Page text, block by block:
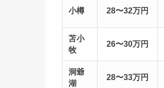
小樽 28〜32万円
苫小
牧
26〜30万円
洞爺
湖
28〜33万円